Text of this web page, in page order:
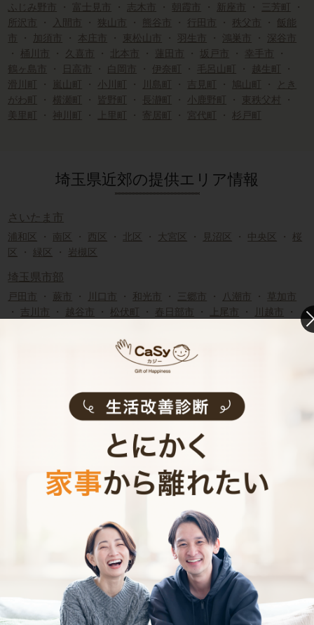
ふじみ野市
・ 富士見市 ・ 志木市 ・ 朝霞市 ・ 新座市 ・ 三芳町
・
所沢市
・ 入間市 ・ 狭山市 ・ 熊谷市 ・ 行田市 ・ 秩父市 ・ 飯能
・ 加須市 ・ 本庄市 ・ 東松山市 ・ 羽生市 ・ 鴻巣市 ・
深谷市
・ 桶川市 ・ 久喜市 ・ 北本市 ・ 蓮田市 ・ 坂戸市 ・ 幸手市
・
鶴ヶ島市
・ 日高市 ・ 白岡市 ・ 伊奈町 ・ 毛呂山町 ・ 越生町
・
滑川町
・ 嵐山町 ・ 小川町 ・ 川島町 ・ 吉見町 ・ 鳩山町 ・
とき
がわ町
・ 横瀬町 ・ 皆野町 ・ 長瀞町 ・ 小鹿野町 ・ 東秩父村
・
美里町
・ 神川町 ・ 上里町 ・ 寄居町 ・ 宮代町 ・ 杉戸町
埼玉県近郊の提供エリア情報
さいたま市
浦和区 ・ 南区 ・ 西区 ・ 北区 ・ 大宮区 ・ 見沼区 ・ 中央区 ・ 桜
区
・ 緑区 ・ 岩槻区
埼玉県市部
戸田市 ・ 蕨市 ・ 川口市 ・ 和光市 ・ 三郷市 ・ 八潮市 ・
草加市
・ 吉川市 ・ 越谷市 ・ 松伏町 ・ 春日部市 ・ 上尾市 ・ 川越市
・
・
狭山市・ ・
・東松山市・羽生市
北本市・蓮田市
嵐山町 ・ 小川町・川島町・吉見町 ・ 鳩山町
横瀬町・皆野町・長瀞町・小鹿野町・
上里町 ・寄居町 ・ 宮代町
埼玉県近郊の家事代行求人
・西区・北区 大宮区・見沼区
岩槻区
埼玉県市部
戸田市・蕨市・川口市・和光市・ 八潮市 ・
草加市